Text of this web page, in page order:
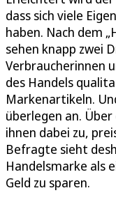
dass sich viele
haben. Nach dem
sehen knapp zwei
Verbraucherinnen
des Handels
Markenartikeln.
überlegen an.
ihnen dabei zu,
Befragte sieht
Handelsmarke als
Geld zu sparen.